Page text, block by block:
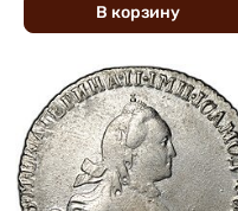
В корзину